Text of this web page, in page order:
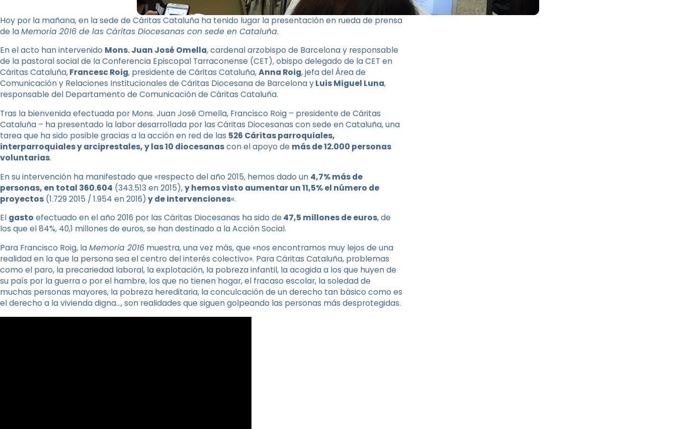
Hoy por la mañana, en la sede de Cáritas Cataluña ha tenido lugar la presentación en rueda de prensa
de laMemoria 2016 de las Cáritas Diocesanas con sede en Cataluña.
En el acto han intervenido Mons. Juan José Omella, cardenal arzobispo de Barcelona y responsable
de la pastoral social de la Conferencia Episcopal Tarraconense (CET), obispo delegado de la CET en
Cáritas Cataluña,Francesc Roig, presidente de Cáritas Cataluña,Anna Roig, jefa del Área de
Comunicación y Relaciones Institucionales de Cáritas Diocesana de Barcelona yLuis Miguel Luna,
responsable del Departamento de Comunicación de Cáritas Cataluña.
Tras la bienvenida efectuada por Mons. Juan José Omella, Francisco Roig – presidente de Cáritas
Cataluña – ha presentado la labor desarrollada por las Cáritas Diocesanas con sede en Cataluña, una
tarea que ha sido posible gracias a la acción en red de las 526 Cáritas parroquiales,
interparroquiales y arciprestales, y las 10 diocesanascon el apoyo de más de 12.000 personas
voluntarias.
En su intervención ha manifestado que «respecto del año 2015, hemos dado un 4,7% más de
personas, en total 360.604 (343.513 en 2015),y hemos visto aumentar un 11,5% el número de
proyectos (1.729 2015 / 1.954 en 2016) y de intervenciones«.
El gasto efectuado en el año 2016 por las Cáritas Diocesanas ha sido de 47,5 millones de euros, de
los que el 84%, 40,1 millones de euros, se han destinado a la Acción Social.
Para Francisco Roig, laMemoria 2016 muestra, una vez más, que «nos encontramos muy lejos de una
realidad en la que la persona sea el centro del interés colectivo». Para Cáritas Cataluña, problemas
como el paro, la precariedad laboral, la explotación, la pobreza infantil, la acogida a los que huyen de
su país por la guerra o por el hambre, los que no tienen hogar, el fracaso escolar, la soledad de
muchas personas mayores, la pobreza hereditaria, la conculcación de un derecho tan básico como es
el derecho a la vivienda digna…, son realidades que siguen golpeando las personas más desprotegidas.